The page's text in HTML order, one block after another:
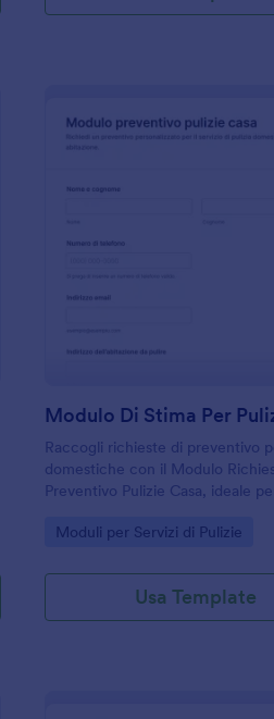
Raccogli richieste di preventivo
domestiche con il Modulo
Preventivo Pulizie Casa, ideale
velocizzare la raccolta dati e la
Go to Category:
Moduli per Servizi di Pulizie
Usa Template